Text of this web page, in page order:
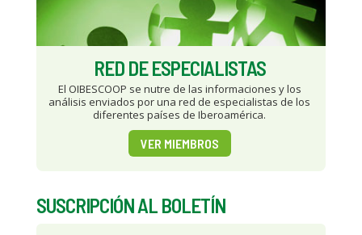
RED DE ESPECIALISTAS
El OIBESCOOP se nutre de las informaciones y los
análisis enviados por una red de especialistas de los
diferentes países de Iberoamérica.
VER MIEMBROS
SUSCRIPCIÓN AL BOLETÍN